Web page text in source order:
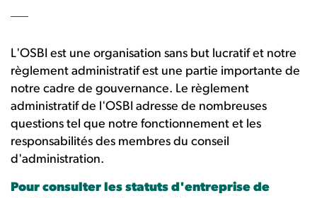
L'OSBI est une organisation sans but lucratif et notre
règlement administratif est une partie importante de
notre cadre de gouvernance. Le règlement
administratif de l'OSBI adresse de nombreuses
questions tel que notre fonctionnement et les
responsabilités des membres du conseil
d'administration.
Pour consulter les statuts d'entreprise de